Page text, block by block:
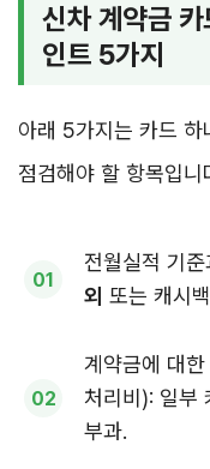
신차 계약금
인트 5가지
아래 5가지는 카드 하
점검해야 할 항목입니
전월실적 기
외 또는 캐시
계약금에 대
처리비): 일부
부과.